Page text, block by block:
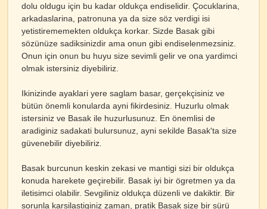
dolu oldugu için bu kadar oldukça endiselidir. Çocuklarina,
arkadaslarina, patronuna ya da size söz verdigi isi
yetistirememekten oldukça korkar. Sizde Basak gibi
sözünüze sadiksinizdir ama onun gibi endiselenmezsiniz.
Onun için onun bu huyu size sevimli gelir ve ona yardimci
olmak istersiniz diyebiliriz.
Ikinizinde ayaklari yere saglam basar, gerçekçisiniz ve
bütün önemli konularda ayni fikirdesiniz. Huzurlu olmak
istersiniz ve Basak ile huzurlusunuz. En önemlisi de
aradiginiz sadakati bulursunuz, ayni sekilde Basak'ta size
güvenebilir diyebiliriz.
Basak burcunun keskin zekasi ve mantigi sizi bir oldukça
konuda harekete geçirebilir. Basak iyi bir ögretmen ya da
iletisimci olabilir. Sevgiliniz oldukça düzenli ve dakiktir. Bir
sorunla karsilastiginiz zaman, pratik Basak size bir sürü